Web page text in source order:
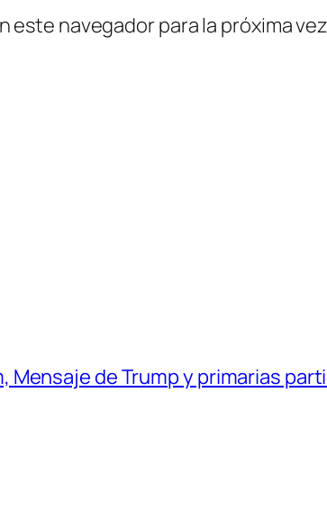
navegador para la próxima
Mensaje de Trump y primarias